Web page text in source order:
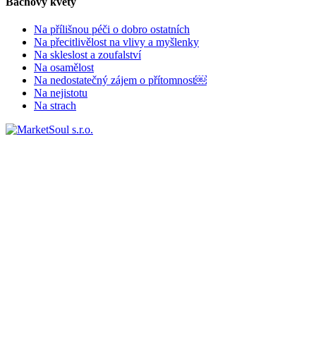
Na přílišnou péči o dobro ostatních
Na přecitlivělost na vlivy a myšlenky
Na skleslost a zoufalství
Na osamělost
Na nedostatečný zájem o přítomnost￼
Na nejistotu
Na strach